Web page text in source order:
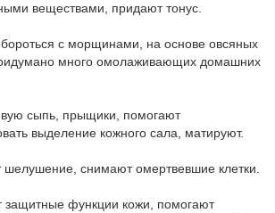
веществами, придают тонус.
с морщинами, на основе овсяных
много омолаживающих домашних
сыпь, прыщики, помогают
выделение кожного сала, матируют.
шелушение, снимают омертвевшие клетки.
функции кожи, помогают